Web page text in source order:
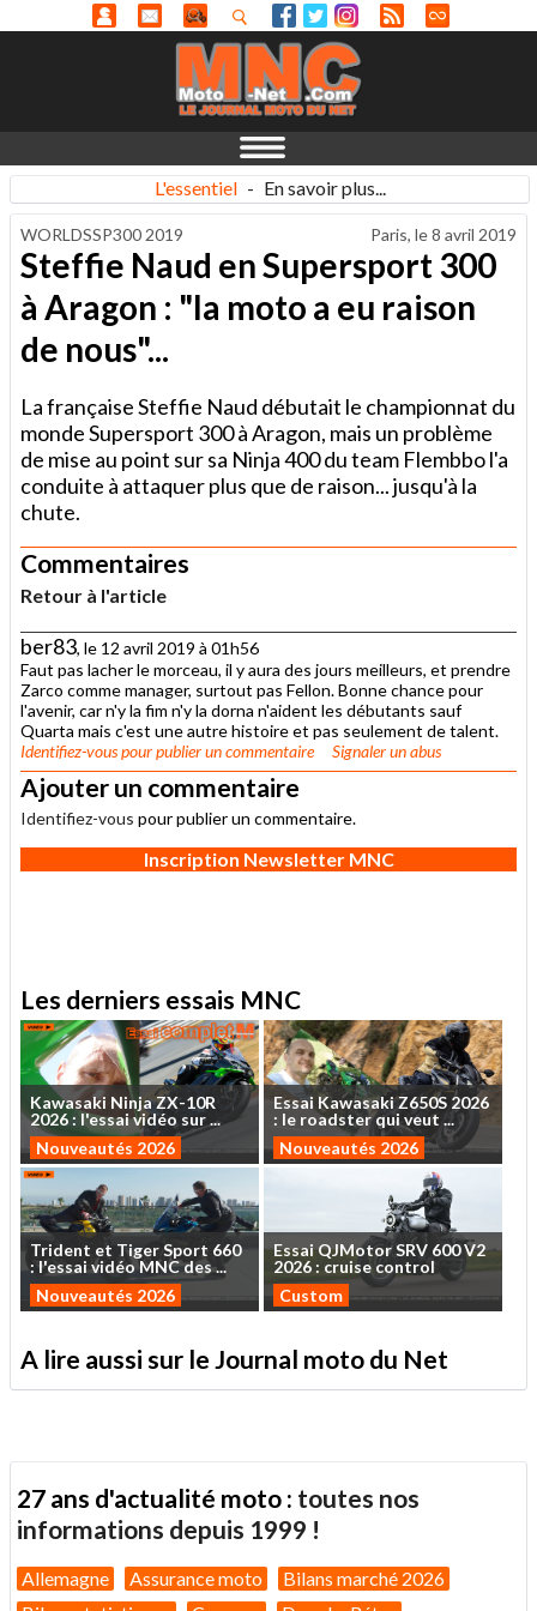
L'essentiel - En savoir plus...
WORLDSSP300 2019 Paris, le8 avril 2019
Steffie Naud en Supersport 300
à Aragon : "la moto a eu raison
de nous"...
La française Steffie Naud débutait le championnat du
monde Supersport 300 à Aragon, mais un problème
de mise au point sur sa Ninja 400 du team Flembbo l'a
conduite à attaquer plus que de raison... jusqu'à la
chute.
Commentaires
Retour à l'article
ber83, le 12 avril 2019 à 01h56
Faut pas lacher le morceau, il y aura des jours meilleurs, et prendre
Zarco comme manager, surtout pas Fellon. Bonne chance pour
l'avenir, car n'y la fim n'y la dorna n'aident les débutants sauf
Quarta mais c'est une autre histoire et pas seulement de talent.
Identifiez-vouspour publier un commentaire Signaler un abus
Ajouter un commentaire
Identifiez-vous pour publier un commentaire.
Inscription Newsletter MNC
Les derniers essais MNC
Kawasaki NinjaZX-10R
2026: l'essaividéo sur...
Nouveautés 2026
Essai KawasakiZ650S 2026
: le roadsterquiveut ...
Nouveautés 2026
Trident et TigerSport 660
: l'essaividéoMNCdes...
Nouveautés 2026
EssaiQJMotorSRV 600V2
2026 : cruise control
Custom
A lire aussi sur le Journal moto du Net
27 ans d'actualité moto : toutes nos
informations depuis 1999 !
Allemagne Assurance moto
Bilans marché 2026